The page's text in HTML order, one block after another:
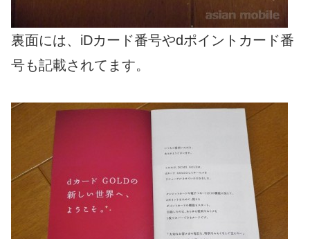
裏面には、iDカード番号やdポイントカード番
号も記載されてます。